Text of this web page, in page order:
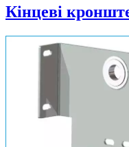
Кінцеві